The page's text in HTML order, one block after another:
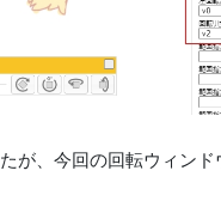
が、今回の回転ウィンド